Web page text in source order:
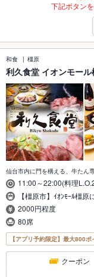
下記ボタン
和食 橿原
利久食堂 イオンモー
仙台市内に門を構える、牛たん
11:00～22:00(料理
【橿原市】ｲｵﾝﾓｰﾙ橿原
2000円程度
80席
【アプリ予約限定】最大800
クーポン